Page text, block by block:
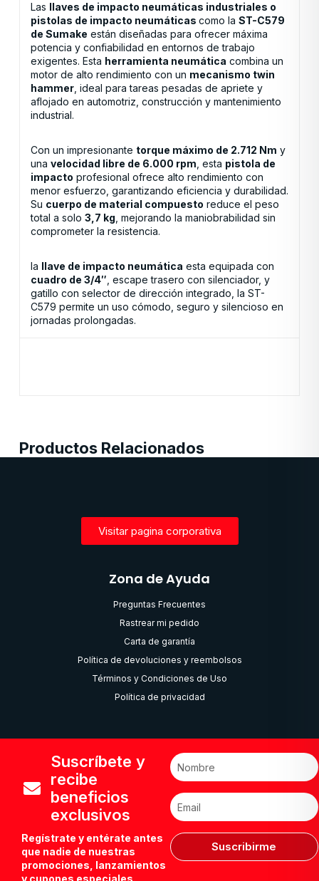
Las llaves de impacto neumáticas industriales o
pistolas de impacto neumáticas como la ST-C579
de Sumake están diseñadas para ofrecer máxima
potencia y confiabilidad en entornos de trabajo
exigentes. Esta herramienta neumática combina un
motor de alto rendimiento con un mecanismo twin
hammer , ideal para tareas pesadas de apriete y
aflojado en automotriz, construcción y mantenimiento
industrial.
Con un impresionante torque máximo de 2.712 Nm y
una velocidad libre de 6.000 rpm , esta pistola de
impacto profesional ofrece alto rendimiento con
menor esfuerzo, garantizando eficiencia y durabilidad.
Su cuerpo de material compuesto reduce el peso
total a solo 3,7 kg , mejorando la maniobrabilidad sin
comprometer la resistencia.
la llave de impacto neumática esta equipada con
cuadro de 3/4″ , escape trasero con silenciador, y
gatillo con selector de dirección integrado, la ST-
C579 permite un uso cómodo, seguro y silencioso en
jornadas prolongadas.
Productos Relacionados
Visitar pagina corporativa
Zona de Ayuda
Preguntas Frecuentes
Rastrear mi pedido
Carta de garantía
Política de devoluciones y reembolsos
Términos y Condiciones de Uso
Política de privacidad
Suscríbete y
recibe
beneficios
exclusivos
Regístrate y entérate antes
que nadie de nuestras
promociones, lanzamientos
Suscribirme